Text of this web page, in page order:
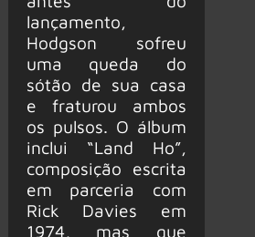
lançamento,
Hodgson sofreu
uma queda do
sótão de sua casa
e fraturou ambos
os pulsos. O álbum
inclui “Land Ho”,
composição escrita
em parceria com
Rick Davies em
1974, mas que